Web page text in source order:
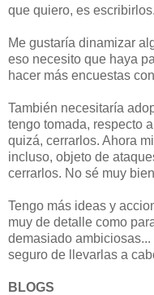
que quiero, es escribirlos.
Me gustaría dinamizar
eso necesito que haya
hacer más encuestas
También necesitaría
tengo tomada, respecto
quizá, cerrarlos. Ahora
incluso, objeto de
cerrarlos. No sé muy
Tengo más ideas y
muy de detalle como
demasiado
seguro de llevarlas a
BLOGS